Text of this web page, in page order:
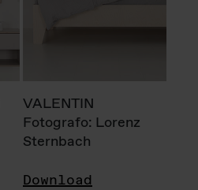
VALENTIN
Fotografo: Lorenz
Sternbach
Download